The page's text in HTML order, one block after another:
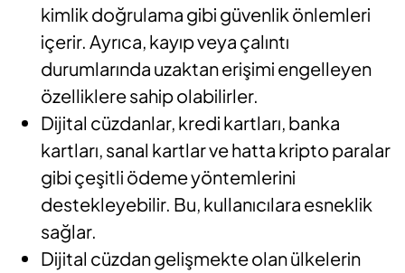
kimlik doğrulama gibi güvenlik önlemleri
içerir. Ayrıca, kayıp veya çalıntı
durumlarında uzaktan erişimi engelleyen
özelliklere sahip olabilirler.
Dijital cüzdanlar, kredi kartları, banka
kartları, sanal kartlar ve hatta kripto paralar
gibi çeşitli ödeme yöntemlerini
destekleyebilir. Bu, kullanıcılara esneklik
sağlar.
Dijital cüzdan gelişmekte olan ülkelerin